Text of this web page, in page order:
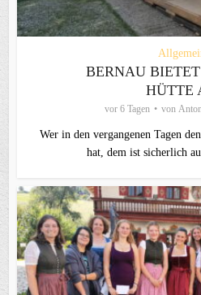
BERNAU
HÜTTE
vor 6 Tagen von
Wer in den vergangenen Tagen
hat, dem ist sicherlich